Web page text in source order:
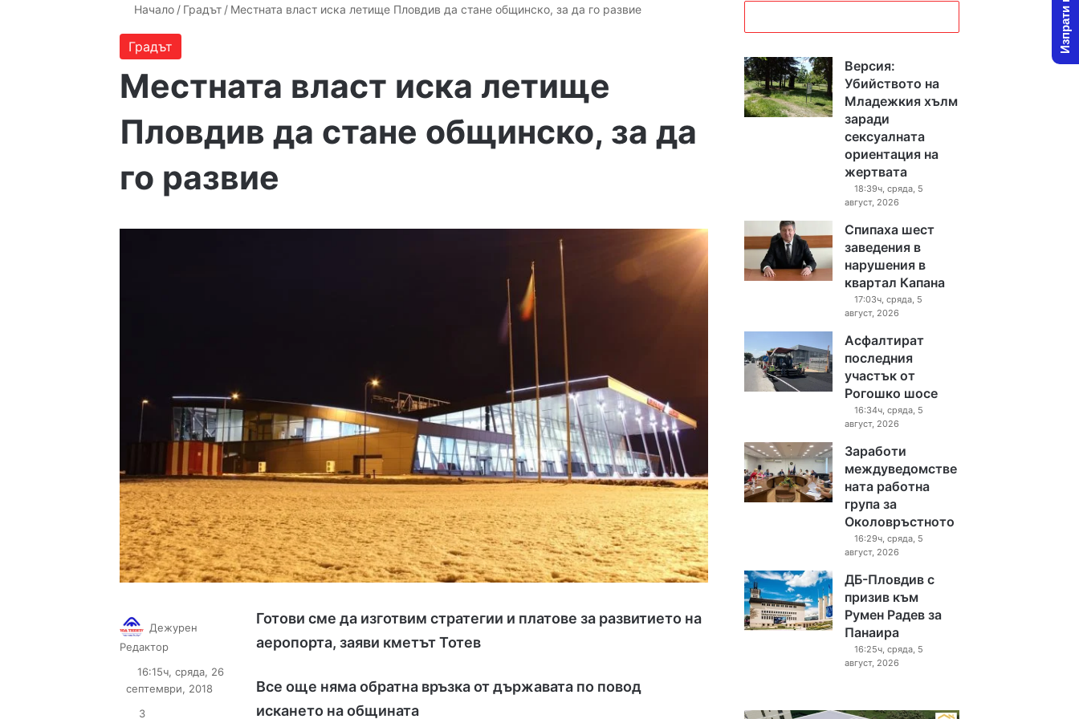
Начало / Градът / Местната власт иска летище Пловдив да стане общинско, за да го развие
Градът
Местната власт иска летище
Пловдив да стане общинско, за да
го развие
Готови сме да изготвим стратегии и платове за развитието на
аеропорта, заяви кметът Тотев
Все още няма обратна връзка от държавата по повод
искането на общината
Дежурен
Редактор
X email
16:15ч, сряда, 26
септември, 2018
3
Версия:
Убийството на
Младежкия хълм
заради
сексуалната
ориентация на
жертвата
18:39ч, сряда, 5
август, 2026
Спипаха шест
заведения в
нарушения в
квартал Капана
17:03ч, сряда, 5
август, 2026
Асфалтират
последния
участък от
Рогошко шосе
16:34ч, сряда, 5
август, 2026
Заработи
междуведомстве
ната работна
група за
Околовръстното
16:29ч, сряда, 5
август, 2026
ДБ-Пловдив с
призив към
Румен Радев за
Панаира
16:25ч, сряда, 5
август, 2026